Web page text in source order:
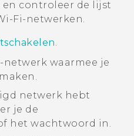
en controleer de lijst
Fi-netwerken.
.
-netwerk waarmee je
netwerk hebt
je de
het wachtwoord in.